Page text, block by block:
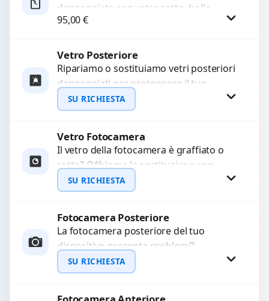
danneggiato con vetro rotto, bolle,
macchie, schermo nero o pixel morti?
95,00€
Procedi
Vetro Posteriore
Ripariamo o sostituiamo vetri posteriori
danneggiati per proteggere il tuo
dispositivo e ripristinare l’estetica
originale. Utilizziamo ricambi di alta
SU RICHIESTA
Richiedi Preventivo
WhatsApp
Vetro Fotocamera
Il vetro della fotocamera è graffiato o
rotto? Offriamo la sostituzione con
ricambi di alta qualità garantiti per 3
mesi....
SU RICHIESTA
Richiedi Preventivo
WhatsApp
Fotocamera Posteriore
La fotocamera posteriore del tuo
dispositivo presenta problemi?
Interveniamo per risolvere guasti come
immagini sfocate, messa a fuoco non
SU RICHIESTA
Richiedi Preventivo